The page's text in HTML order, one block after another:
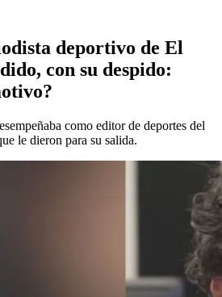
deportivo de El
con su despido:
como editor de deportes del
le dieron para su salida.